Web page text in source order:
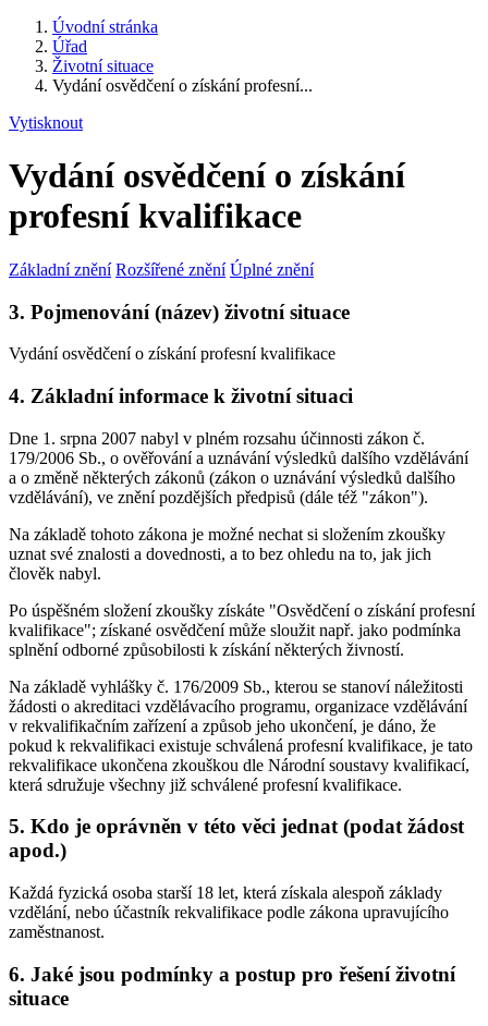
Úvodní stránka
Úřad
Životní situace
Vydání osvědčení o získání profesní...
Vytisknout
Vydání osvědčení o získání
profesní kvalifikace
Základní znění Rozšířené znění Úplné znění
3. Pojmenování (název) životní situace
Vydání osvědčení o získání profesní kvalifikace
4. Základní informace k životní situaci
Dne 1. srpna 2007 nabyl v plném rozsahu účinnosti zákon č.
179/2006 Sb., o ověřování a uznávání výsledků dalšího vzdělávání
a o změně některých zákonů (zákon o uznávání výsledků dalšího
vzdělávání), ve znění pozdějších předpisů (dále též "zákon").
Na základě tohoto zákona je možné nechat si složením zkoušky
uznat své znalosti a dovednosti, a to bez ohledu na to, jak jich
člověk nabyl.
Po úspěšném složení zkoušky získáte "Osvědčení o získání profesní
kvalifikace"; získané osvědčení může sloužit např. jako podmínka
splnění odborné způsobilosti k získání některých živností.
Na základě vyhlášky č. 176/2009 Sb., kterou se stanoví náležitosti
žádosti o akreditaci vzdělávacího programu, organizace vzdělávání
v rekvalifikačním zařízení a způsob jeho ukončení, je dáno, že
pokud k rekvalifikaci existuje schválená profesní kvalifikace, je tato
rekvalifikace ukončena zkouškou dle Národní soustavy kvalifikací,
která sdružuje všechny již schválené profesní kvalifikace.
5. Kdo je oprávněn v této věci jednat (podat žádost
apod.)
Každá fyzická osoba starší 18 let, která získala alespoň základy
vzdělání, nebo účastník rekvalifikace podle zákona upravujícího
zaměstnanost.
6. Jaké jsou podmínky a postup pro řešení životní
situace